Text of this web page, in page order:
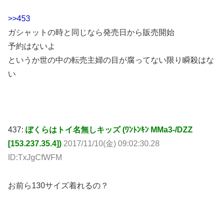
>>453
ガシャットの時と同じなら発売日から販売開始
予約はないよ
というか世の中の転売主婦の目が腐ってない限り瞬殺はな
い
437: ぼくらはトイ名無しキッズ (ﾜﾝﾄﾝｷﾝ MMa3-/DZZ
[153.237.35.4]) 2017/11/10(金) 09:02:30.28
ID:TxJgCfWFM
お前ら130サイズ着れるの？